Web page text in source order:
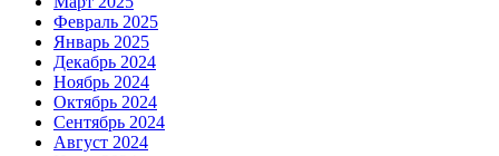
Февраль 2025
Январь 2025
Декабрь 2024
Ноябрь 2024
Октябрь 2024
Сентябрь 2024
Август 2024